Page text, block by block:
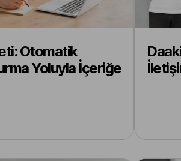
Otomatik
Yoluyla İçeriğe